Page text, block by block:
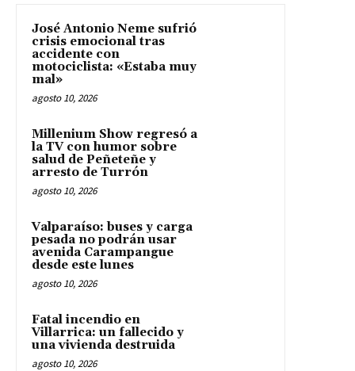
José Antonio Neme sufrió
crisis emocional tras
accidente con
motociclista: «Estaba muy
mal»
agosto 10, 2026
Millenium Show regresó a
la TV con humor sobre
salud de Peñeteñe y
arresto de Turrón
agosto 10, 2026
Valparaíso: buses y carga
pesada no podrán usar
avenida Carampangue
desde este lunes
agosto 10, 2026
Fatal incendio en
Villarrica: un fallecido y
una vivienda destruida
agosto 10, 2026